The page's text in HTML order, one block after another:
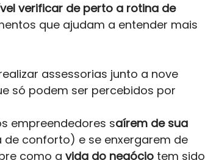
verificar de perto a rotina de
que ajudam a entender mais
assessorias junto a nove
só podem ser percebidos por
empreendedores saírem de sua
de conforto) e se enxergarem de
como a vida do negócio tem sido